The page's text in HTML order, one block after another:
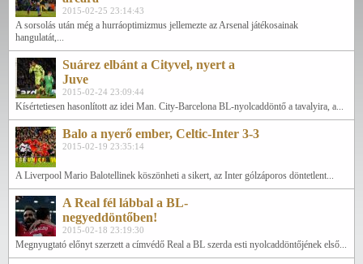
2015-02-25 23:14:43
A sorsolás után még a hurráoptimizmus jellemezte az Arsenal játékosainak
hangulatát,...
Suárez elbánt a Cityvel, nyert a
Juve
2015-02-24 23:09:44
Kísértetiesen hasonlított az idei Man. City-Barcelona BL-nyolcaddöntő a tavalyira, a...
Balo a nyerő ember, Celtic-Inter 3-3
2015-02-19 23:35:14
A Liverpool Mario Balotellinek köszönheti a sikert, az Inter gólzáporos döntetlent...
A Real fél lábbal a BL-
negyeddöntőben!
2015-02-18 23:19:30
Megnyugtató előnyt szerzett a címvédő Real a BL szerda esti nyolcaddöntőjének első...